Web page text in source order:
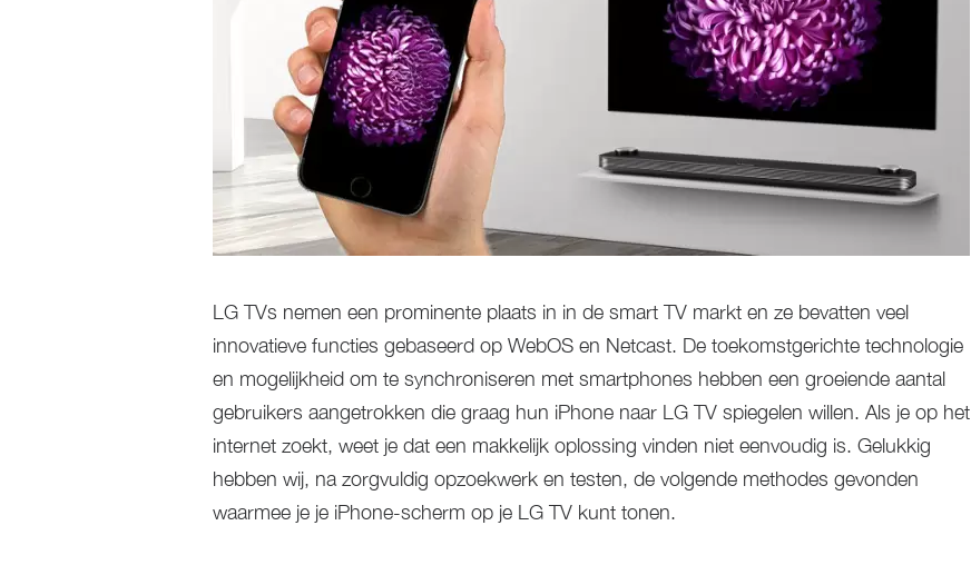
LG TVs nemen een prominente plaats in in de smart TV markt en ze bevatten veel
innovatieve functies gebaseerd op WebOS en Netcast. De toekomstgerichte technologie
en mogelijkheid om te synchroniseren met smartphones hebben een groeiende aantal
gebruikers aangetrokken die graag hun iPhone naar LG TV spiegelen willen. Als je op het
internet zoekt, weet je dat een makkelijk oplossing vinden niet eenvoudig is. Gelukkig
hebben wij, na zorgvuldig opzoekwerk en testen, de volgende methodes gevonden
waarmee je je iPhone-scherm op je LG TV kunt tonen.